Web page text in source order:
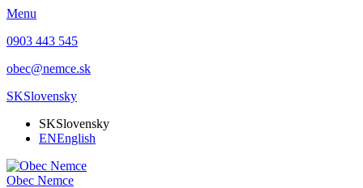
Menu
0903 443 545
obec@nemce.sk
SKSlovensky
SKSlovensky
ENEnglish
Obec Nemce